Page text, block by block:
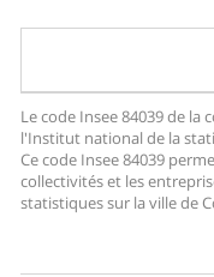
Le code Insee 84039 de
l'Institut national de la
Ce code Insee 84039
collectivités et les
statistiques sur la ville de